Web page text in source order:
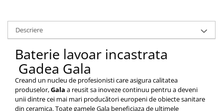
Lavoare suspendate,semipiedestal
Bideuri
Bideuri stative
Bideuri suspendate
Vase WC
Vase WC stative
Descriere
Baterie lavoar incastrata
Gadea Gala
Creand un nucleu de profesionisti care asigura calitatea
produselor,Gala a reusit sa inoveze continuu pentru a deveni
unii dintre cei mai mari producători europeni de obiecte sanitare
din ceramica. Toate gamele Gala beneficiaza de ultimele